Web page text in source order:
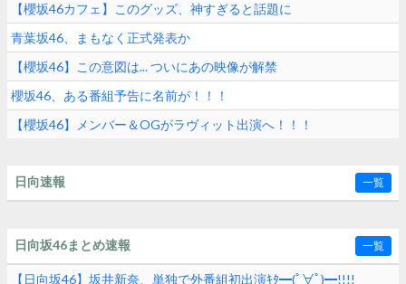
【櫻坂46カフェ】このグッズ、神すぎると話題に
青葉坂46、まもなく正式発表か
【櫻坂46】この意図は... ついにあの映像が解禁
櫻坂46、ある番組予告に名前が！！！
【櫻坂46】メンバー＆OGがラヴィット出演へ！！！
日向速報 一覧
日向坂46まとめ速報 一覧
【日向坂46】坂井新奈、単独で外番組初出演ｷﾀ━(ﾟ∀ﾟ)━!!!!